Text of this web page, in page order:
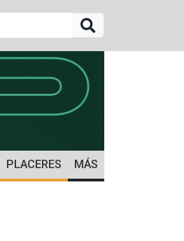
PLACERES MÁS